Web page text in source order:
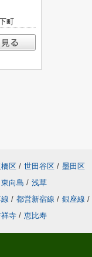
町
区 / 世田谷区 / 墨田区
東向島 / 浅草
/ 都営新宿線 / 銀座線 /
寺 / 恵比寿